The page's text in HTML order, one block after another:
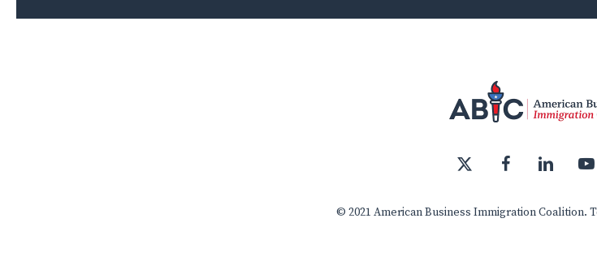
twitter
facebook
© 2021 American Business Immigration Coalition.